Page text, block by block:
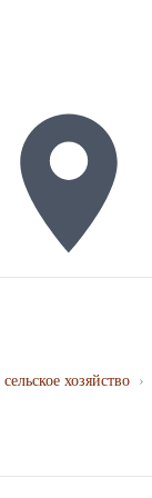
хозяйство ›